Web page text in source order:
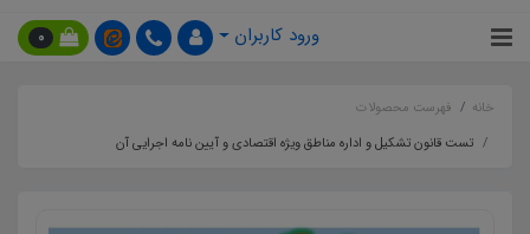
ورود کاربران 0
خانه
فهرست محصولات
تست قانون تشکیل و اداره مناطق ویژه اقتصادی و آیین نامه اجرایی آن